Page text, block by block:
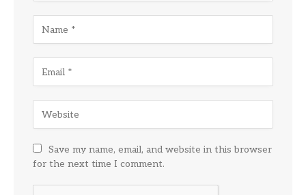
Save my name, email, and website in this browser
for the next time I comment.